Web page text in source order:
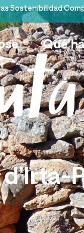
Sostenibilidad
Qué